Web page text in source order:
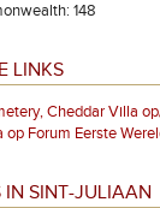
148
LINKS
Cheddar Villa
op Forum Eerste
IN SINT-JULIAAN